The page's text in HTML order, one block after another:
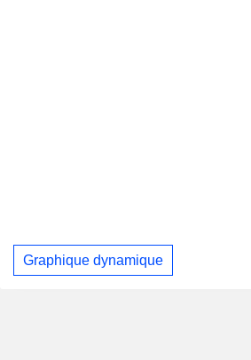
Graphique dynamique